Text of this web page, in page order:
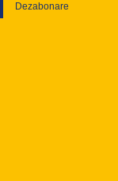
Dezabonare